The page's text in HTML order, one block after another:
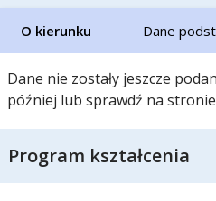
O kierunku Dane
Dane nie zostały jeszcze
później lub sprawdź na
Program kształcenia